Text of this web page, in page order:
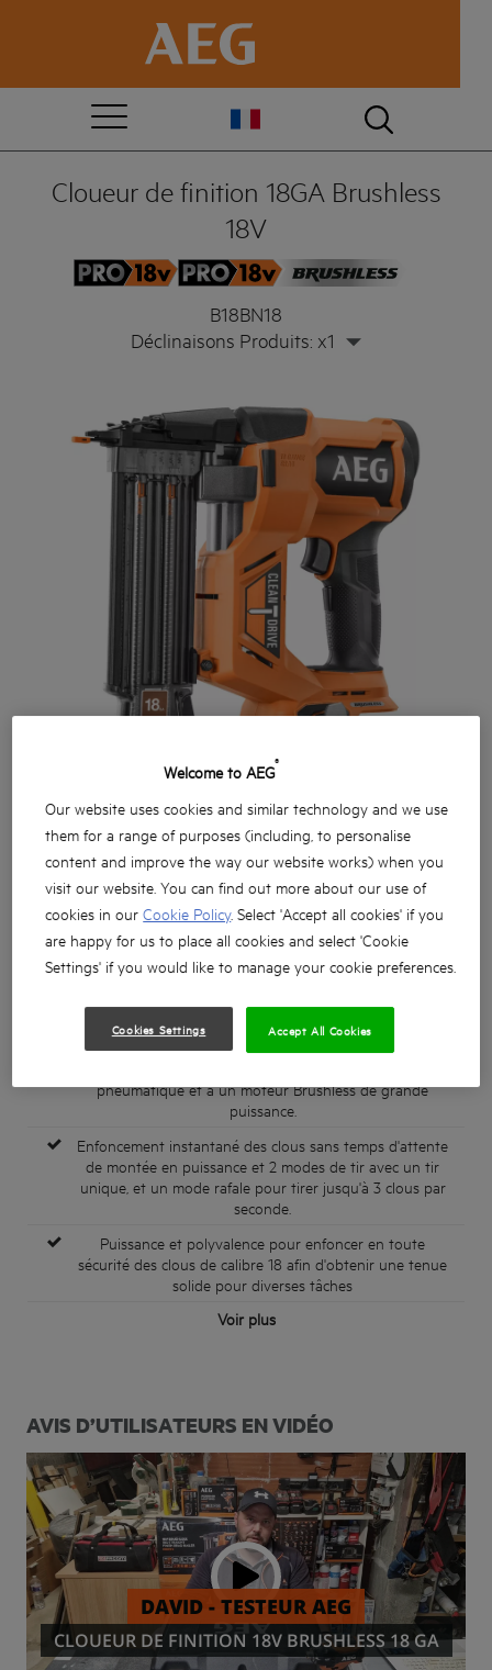
Cloueur de finition 18GA Brushless
18V
B18BN18
Déclinaisons Produits: x1
Puissant cloueur de finition droit gauge 18 Brushless ne
pneumatique, aucun câble.
Enfonce des clous droits 18GA, de 16 mm à 54 mm, dans
pneumatique et à un moteur Brushless de grande
puissance.
Enfoncement instantané des clous sans temps d'attente
de montée en puissance et 2 modes de tir avec un tir
unique, et un mode rafale pour tirer jusqu'à 3 clous par
seconde.
Puissance et polyvalence pour enfoncer en toute
sécurité des clous de calibre 18 afin d'obtenir une tenue
solide pour diverses tâches
Voir plus
AVIS D’UTILISATEURS EN VIDÉO
Welcome to AEG®
Our website uses cookies and similar technology and we use
them for a range of purposes (including, to personalise
content and improve the way our website works) when you
visit our website. You can find out more about our use of
cookies in ourCookie Policy. Select 'Accept all cookies' if you
are happy for us to place all cookies and select 'Cookie
Settings' if you would like to manage your cookie preferences.
Cookies Settings Accept All Cookies